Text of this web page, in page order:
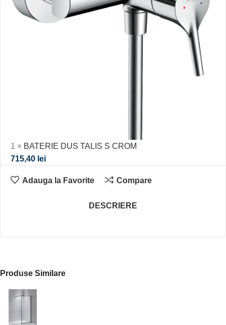
1 × BATERIE DUS TALIS S CROM
715,40 lei
Adauga la Favorite Compare
DESCRIERE
Produse Similare